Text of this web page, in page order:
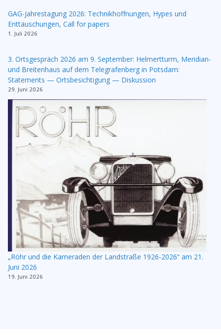
GAG-Jahrestagung 2026: Technikhoffnungen, Hypes und
Enttäuschungen, Call for papers
1. Juli 2026
3. Ortsgespräch 2026 am 9. September: Helmertturm, Meridian-
und Breitenhaus auf dem Telegrafenberg in Potsdam:
Statements — Ortsbesichtigung — Diskussion
29. Juni 2026
„Röhr und die Kameraden der Landstraße 1926-2026“ am 21.
Juni 2026
19. Juni 2026